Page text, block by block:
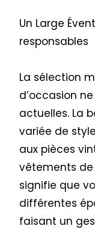
Un Large
responsables
La sélection
d’occasion
actuelles. La
variée de
aux pièces
vêtements de
signifie que
différentes
faisant un